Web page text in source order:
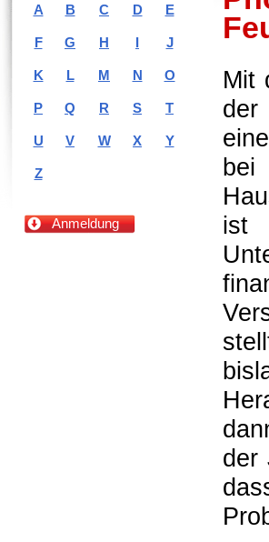
Mit
der
ist
der
A B C D E
F G H I J
K L M N O
P Q R S T
U V W X Y
Z
Anmeldung